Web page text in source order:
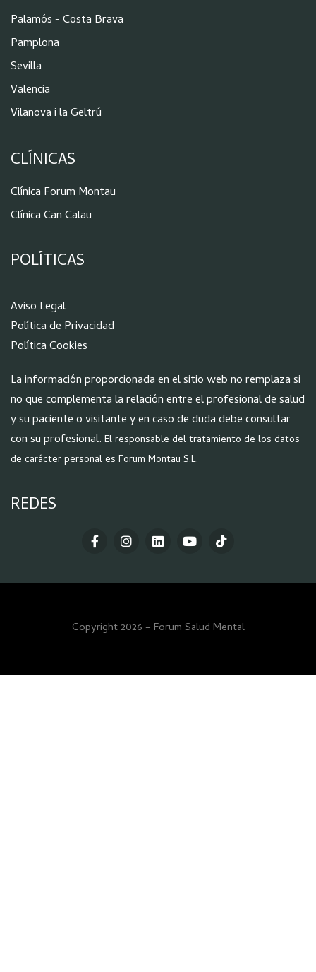
Palamós - Costa Brava
Pamplona
Sevilla
Valencia
Vilanova i la Geltrú
CLÍNICAS
Clínica Forum Montau
Clínica Can Calau
POLÍTICAS
Aviso Legal
Política de Privacidad
Política Cookies
La información proporcionada en el sitio web no remplaza si
no que complementa la relación entre el profesional de salud
y su paciente o visitante y en caso de duda debe consultar
con su profesional. El responsable del tratamiento de los datos
de carácter personal es Forum Montau S.L.
REDES
Copyright 2026 – Forum Salud Mental